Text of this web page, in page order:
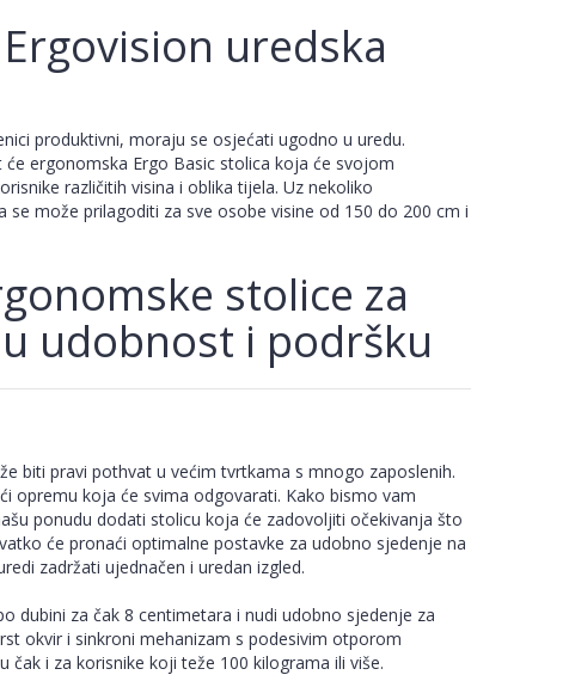
uredska
produktivni, moraju se osjećati ugodno u uredu.
ergonomska Ergo Basic stolica koja će svojom
različitih visina i oblika tijela. Uz nekoliko
se može prilagoditi za sve osobe visine od 150 do 200 cm i
stolice za
udobnost i podršku
biti pravi pothvat u većim tvrtkama s mnogo zaposlenih.
opremu koja će svima odgovarati. Kako bismo vam
ponudu dodati stolicu koja će zadovoljiti očekivanja što
će pronaći optimalne postavke za udobno sjedenje na
zadržati ujednačen i uredan izgled.
dubini za čak 8 centimetara i nudi udobno sjedenje za
okvir i sinkroni mehanizam s podesivim otporom
čak i za korisnike koji teže 100 kilograma ili više.